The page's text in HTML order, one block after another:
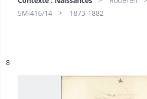
5Mi416/14
1873-1882
n°
8